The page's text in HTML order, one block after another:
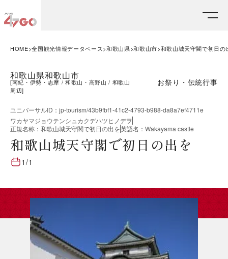
HOME 全国観光情報データベース 和歌山県 和歌山市 和歌山城天守閣で初日の
和歌山県和歌山市
[南紀・伊勢・志摩 和歌山・高野山
和歌山
周辺]
お祭り・伝統行事
ユニバーサルID ： jp-tourism/43b9fbf1-41c2-4793-b988-da8a7ef4711e
ワカヤマジョウテンシュカクデハツヒノデヲ
正規名称 ： 和歌山城天守閣で初日の出を英語名 ： Wakayama castle
和歌山城天守閣で初日の出を
1/1